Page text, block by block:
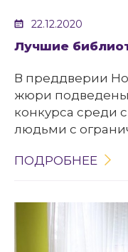
22.12.2020
Лучшие
В преддверии
жюри подведены
конкурса среди
людьми с
ПОДРОБНЕЕ